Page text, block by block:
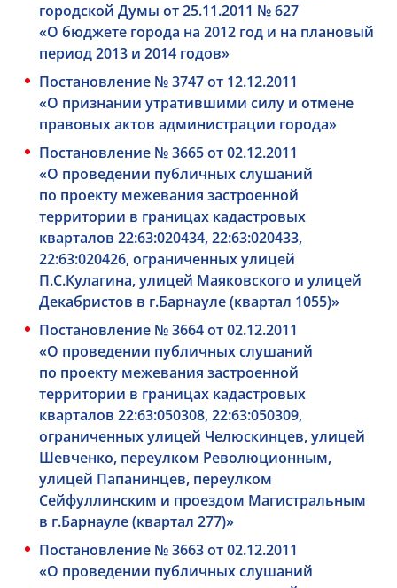
городской Думы от 25.11.2011 № 627
«О бюджете города на 2012 год и на плановый
период 2013 и 2014 годов»
Постановление № 3747 от 12.12.2011
«О признании утратившими силу и отмене
правовых актов администрации города»
Постановление № 3665 от 02.12.2011
«О проведении публичных слушаний
по проекту межевания застроенной
территории в границах кадастровых
кварталов 22:63:020434, 22:63:020433,
22:63:020426, ограниченных улицей
П.С.Кулагина, улицей Маяковского и улицей
Декабристов в г.Барнауле (квартал 1055)»
Постановление № 3664 от 02.12.2011
«О проведении публичных слушаний
по проекту межевания застроенной
территории в границах кадастровых
кварталов 22:63:050308, 22:63:050309,
ограниченных улицей Челюскинцев, улицей
Шевченко, переулком Революционным,
улицей Папанинцев, переулком
Сейфуллинским и проездом Магистральным
в г.Барнауле (квартал 277)»
Постановление № 3663 от 02.12.2011
«О проведении публичных слушаний